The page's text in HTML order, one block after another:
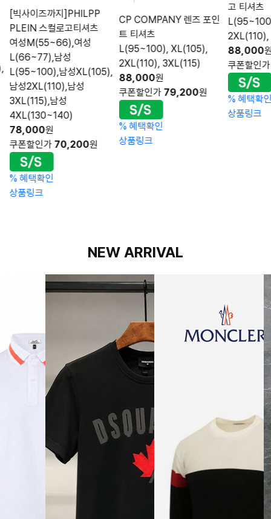
[빅사이즈까지]PHILPP
PLEIN 스컬로고티셔츠
여성M(55~66),여성
L(66~77),남성
L(95~100),남성XL(105),
남성2XL(110),남성
3XL(115),남성
4XL(130~140)
78,000원
쿠폰할인가 70,200원
% 혜택확인
상품링크
CP COMPANY 렌즈 포인
트 티셔츠
L(95~100), XL(105),
2XL(110), 3XL(115)
88,000원
쿠폰할인가 79,200원
% 혜택확인
상품링크
고 티셔츠
88,000
쿠폰할인
% 혜택확
상품링크
NEW ARRIVAL